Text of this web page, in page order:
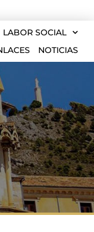
LABOR SOCIAL
NOTICIAS